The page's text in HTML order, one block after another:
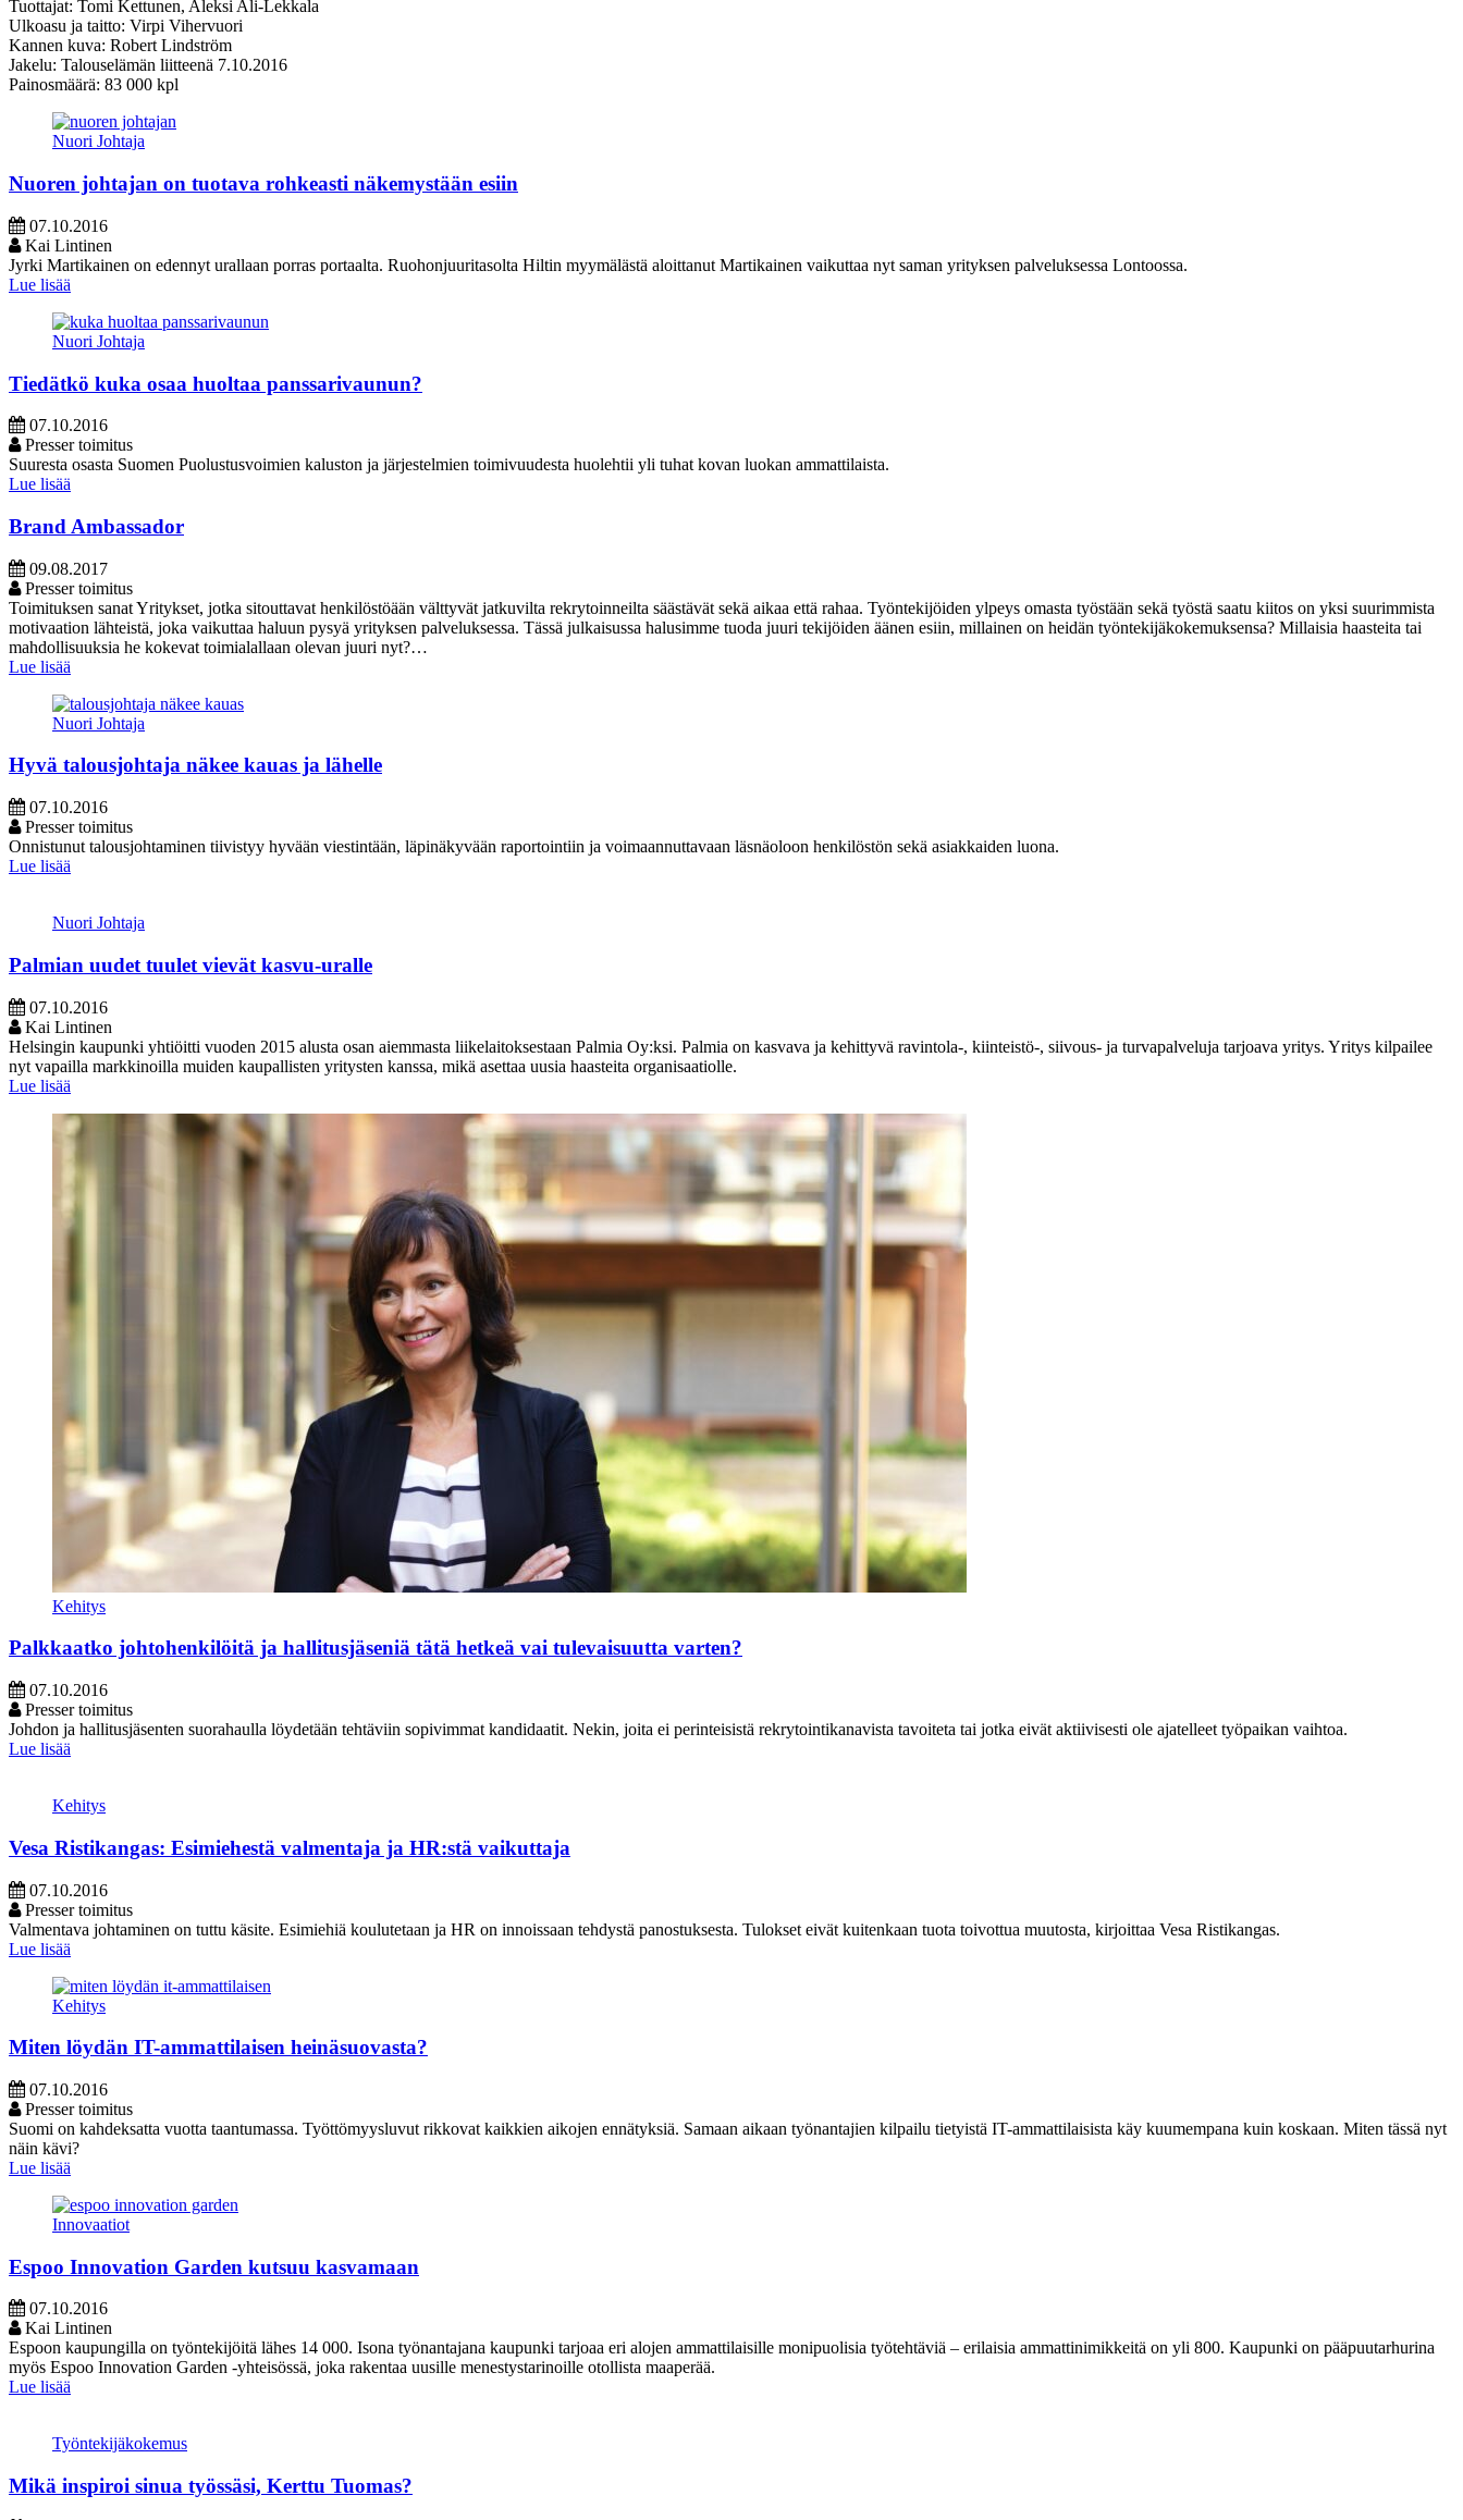
Tuottajat: Tomi Kettunen, Aleksi Ali-Lekkala
Ulkoasu ja taitto: Virpi Vihervuori
Kannen kuva: Robert Lindström
Jakelu: Talouselämän liitteenä 7.10.2016
Painosmäärä: 83 000 kpl
Nuori Johtaja
Nuoren johtajan on tuotava rohkeasti näkemystään esiin
07.10.2016
Kai Lintinen
Jyrki Martikainen on edennyt urallaan porras portaalta. Ruohonjuuritasolta Hiltin myymälästä aloittanut Martikainen vaikuttaa nyt saman yrityksen palveluksessa Lontoossa.
Lue lisää
Nuori Johtaja
Tiedätkö kuka osaa huoltaa panssarivaunun?
07.10.2016
Presser toimitus
Suuresta osasta Suomen Puolustusvoimien kaluston ja järjestelmien toimivuudesta huolehtii yli tuhat kovan luokan ammattilaista.
Lue lisää
Brand Ambassador
09.08.2017
Presser toimitus
Toimituksen sanat Yritykset, jotka sitouttavat henkilöstöään välttyvät jatkuvilta rekrytoinneilta säästävät sekä aikaa että rahaa. Työntekijöiden ylpeys omasta työstään sekä työstä saatu kiitos on yksi suurimmista
motivaation lähteistä, joka vaikuttaa haluun pysyä yrityksen palveluksessa. Tässä julkaisussa halusimme tuoda juuri tekijöiden äänen esiin, millainen on heidän työntekijäkokemuksensa? Millaisia haasteita tai
mahdollisuuksia he kokevat toimialallaan olevan juuri nyt?…
Lue lisää
Nuori Johtaja
Hyvä talousjohtaja näkee kauas ja lähelle
07.10.2016
Presser toimitus
Onnistunut talousjohtaminen tiivistyy hyvään viestintään, läpinäkyvään raportointiin ja voimaannuttavaan läsnäoloon henkilöstön sekä asiakkaiden luona.
Lue lisää
Nuori Johtaja
Palmian uudet tuulet vievät kasvu-uralle
07.10.2016
Kai Lintinen
Helsingin kaupunki yhtiöitti vuoden 2015 alusta osan aiemmasta liikelaitoksestaan Palmia Oy:ksi. Palmia on kasvava ja kehittyvä ravintola-, kiinteistö-, siivous- ja turvapalveluja tarjoava yritys. Yritys kilpailee
nyt vapailla markkinoilla muiden kaupallisten yritysten kanssa, mikä asettaa uusia haasteita organisaatiolle.
Lue lisää
Kehitys
Palkkaatko johtohenkilöitä ja hallitusjäseniä tätä hetkeä vai tulevaisuutta varten?
07.10.2016
Presser toimitus
Johdon ja hallitusjäsenten suorahaulla löydetään tehtäviin sopivimmat kandidaatit. Nekin, joita ei perinteisistä rekrytointikanavista tavoiteta tai jotka eivät aktiivisesti ole ajatelleet työpaikan vaihtoa.
Lue lisää
Kehitys
Vesa Ristikangas: Esimiehestä valmentaja ja HR:stä vaikuttaja
07.10.2016
Presser toimitus
Valmentava johtaminen on tuttu käsite. Esimiehiä koulutetaan ja HR on innoissaan tehdystä panostuksesta. Tulokset eivät kuitenkaan tuota toivottua muutosta, kirjoittaa Vesa Ristikangas.
Lue lisää
Kehitys
Miten löydän IT-ammattilaisen heinäsuovasta?
07.10.2016
Presser toimitus
Suomi on kahdeksatta vuotta taantumassa. Työttömyysluvut rikkovat kaikkien aikojen ennätyksiä. Samaan aikaan työnantajien kilpailu tietyistä IT-ammattilaisista käy kuumempana kuin koskaan. Miten tässä nyt
näin kävi?
Lue lisää
Innovaatiot
Espoo Innovation Garden kutsuu kasvamaan
07.10.2016
Kai Lintinen
Espoon kaupungilla on työntekijöitä lähes 14 000. Isona työnantajana kaupunki tarjoaa eri alojen ammattilaisille monipuolisia työtehtäviä – erilaisia ammattinimikkeitä on yli 800. Kaupunki on pääpuutarhurina
myös Espoo Innovation Garden -yhteisössä, joka rakentaa uusille menestystarinoille otollista maaperää.
Lue lisää
Työntekijäkokemus
Mikä inspiroi sinua työssäsi, Kerttu Tuomas?